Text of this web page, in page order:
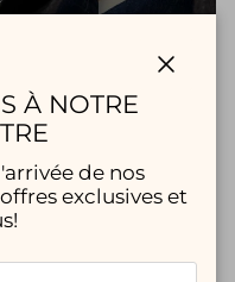
LOU - Ballerine Bonnie
À NOTRE
de nos
exclusives et